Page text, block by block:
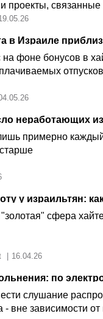
проекты, связанные
на фоне бонусов в
отпусков
примерно
сфера
16.04.26
слушание
вне зависимости от